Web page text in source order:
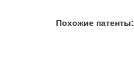
Похожие патенты: